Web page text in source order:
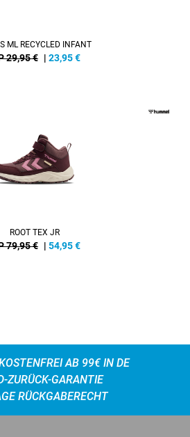
ML RECYCLED INFANT
29,95 € | 23,95€
ROOT TEX JR
79,95 € | 54,95€
AB 99€ IN DE
ZURÜCK-GARANTIE
RÜCKGABERECHT